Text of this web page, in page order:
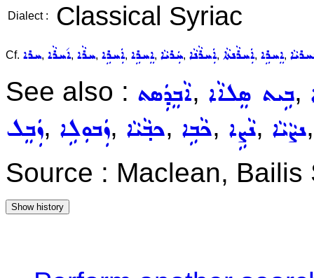
Dialect : Classical Syriac
Cf. ܚܪܐ, ܐ݇ܚܪܵܐ, ܚܪܵܐ, ܐܲܚܪܹܐ, ܐܸܚܪܹܐ, ܚܲܪܝܵܐ, ܐܲܚܪܵܢܵܐ, ܐܲܚܪܵܢܬܵܐ, ܐܸܚܪܹܐ,
See also : ܐܵܒܸܕܲܣܬ, ܒܹܝܬ ܣܸܠܐܵܐ,
ܙܲܒܸܠ, ܙܲܒܘܼܠܹܐ, ܟܒ݂ܵܝܵܐ, ܟܵܒܹܐ, ܢܵܨܹܐ, ܢܨܵܝܵܐ
Source : Maclean, Bailis